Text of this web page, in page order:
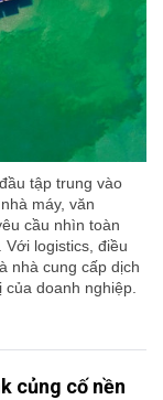
tập trung vào
máy, văn
cầu nhìn toàn
logistics, điều
nhà cung cấp dịch
doanh nghiệp.
củng cố nền